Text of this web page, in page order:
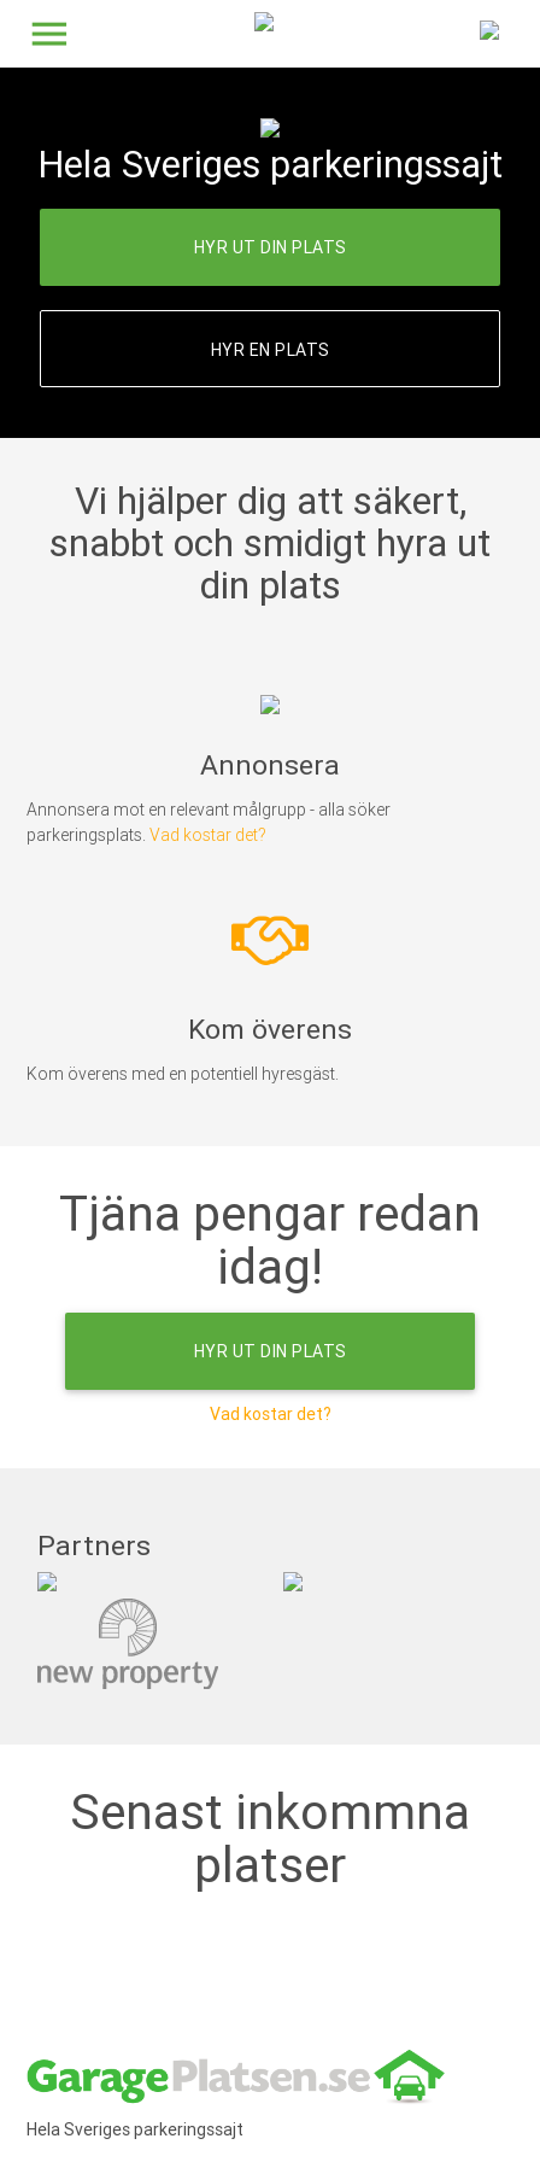
menu
Hela Sveriges parkeringssajt
HYR UT DIN PLATS
HYR EN PLATS
Vi hjälper dig att säkert,
snabbt och smidigt hyra ut
din plats
Annonsera
Annonsera mot en relevant målgrupp - alla söker
parkeringsplats.Vad kostar det?
Kom överens
Kom överens med en potentiell hyresgäst.
Tjäna pengar redan
idag!
HYR UT DIN PLATS
Vad kostar det?
Partners
Senast inkommna
platser
Hela Sveriges parkeringssajt